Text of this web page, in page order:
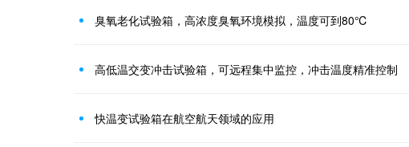
臭氧老化试验箱，高浓度臭氧环境模拟，温度可到80℃
高低温交变冲击试验箱，可远程集中监控，冲击温度精准控制
快温变试验箱在航空航天领域的应用